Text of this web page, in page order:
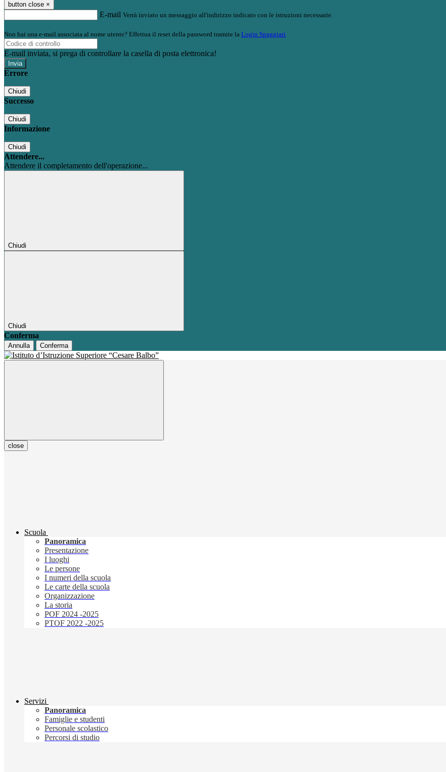
button close ×
E-mail Verrà inviato un messaggio all'indirizzo indicato con le istruzioni necessarie.
Non hai una e-mail associata al nome utente? Effettua il reset della password tramite la Login Spaggiari
E-mail inviata, si prega di controllare la casella di posta elettronica!
Errore
Chiudi
Successo
Chiudi
Informazione
Chiudi
Attendere...
Attendere il completamento dell'operazione...
Chiudi
Chiudi
Conferma
Annulla Conferma
close
Scuola
Panoramica
Presentazione
I luoghi
Le persone
I numeri della scuola
Le carte della scuola
Organizzazione
La storia
POF 2024 -2025
PTOF 2022 -2025
Servizi
Panoramica
Famiglie e studenti
Personale scolastico
Percorsi di studio